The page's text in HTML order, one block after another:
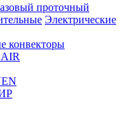
проточный
Электрические
конвекторы